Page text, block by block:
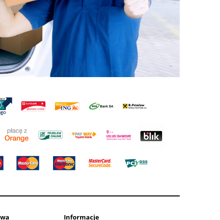
Informacje